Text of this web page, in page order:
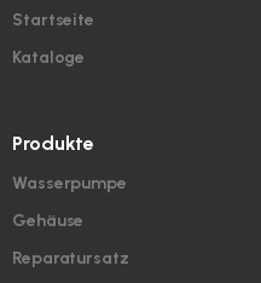
Startseite
Kataloge
Produkte
Wasserpumpe
Gehäuse
Reparatursatz